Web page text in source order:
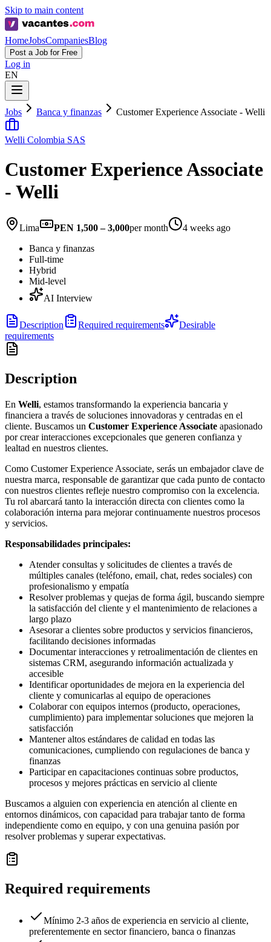
Skip to main content
HomeJobsCompaniesBlog
Post a Job for Free
Log in
EN
Jobs Banca y finanzas Customer Experience Associate - Welli
Welli Colombia SAS
Customer Experience Associate
- Welli
Lima PEN 1,500 – 3,000per month
4 weeks ago
Banca y finanzas
Full-time
Hybrid
Mid-level
AI Interview
Description Required requirements
Desirable
requirements
Description
En Welli, estamos transformando la experiencia bancaria y
financiera a través de soluciones innovadoras y centradas en el
cliente. Buscamos un Customer Experience Associate apasionado
por crear interacciones excepcionales que generen confianza y
lealtad en nuestros clientes.
Como Customer Experience Associate, serás un embajador clave de
nuestra marca, responsable de garantizar que cada punto de contacto
con nuestros clientes refleje nuestro compromiso con la excelencia.
Tu rol abarcará tanto la interacción directa con clientes como la
colaboración interna para mejorar continuamente nuestros procesos
y servicios.
Responsabilidades principales:
Atender consultas y solicitudes de clientes a través de
múltiples canales (teléfono, email, chat, redes sociales) con
profesionalismo y empatía
Resolver problemas y quejas de forma ágil, buscando siempre
la satisfacción del cliente y el mantenimiento de relaciones a
largo plazo
Asesorar a clientes sobre productos y servicios financieros,
facilitando decisiones informadas
Documentar interacciones y retroalimentación de clientes en
sistemas CRM, asegurando información actualizada y
accesible
Identificar oportunidades de mejora en la experiencia del
cliente y comunicarlas al equipo de operaciones
Colaborar con equipos internos (producto, operaciones,
cumplimiento) para implementar soluciones que mejoren la
satisfacción
Mantener altos estándares de calidad en todas las
comunicaciones, cumpliendo con regulaciones de banca y
finanzas
Participar en capacitaciones continuas sobre productos,
procesos y mejores prácticas en servicio al cliente
Buscamos a alguien con experiencia en atención al cliente en
entornos dinámicos, con capacidad para trabajar tanto de forma
independiente como en equipo, y con una genuina pasión por
resolver problemas y superar expectativas.
Required requirements
Mínimo 2-3 años de experiencia en servicio al cliente,
preferentemente en sector financiero, banca o finanzas